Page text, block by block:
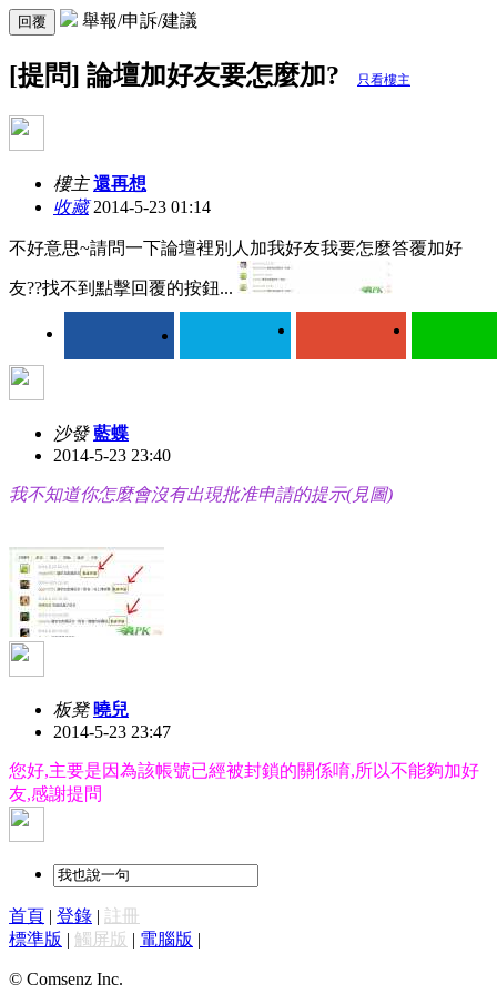
回覆 舉報/申訴/建議
[提問] 論壇加好友要怎麼加? 只看樓主
樓主 還再想
收藏2014-5-23 01:14
不好意思~請問一下論壇裡別人加我好友我要怎麼答覆加好
友??找不到點擊回覆的按鈕...
沙發 藍蝶
2014-5-23 23:40
我不知道你怎麼會沒有出現批准申請的提示(見圖)
板凳 曉兒
2014-5-23 23:47
您好,主要是因為該帳號已經被封鎖的關係唷,所以不能夠加好
友,感謝提問
首頁 | 登錄 | 註冊
標準版 | 觸屏版 | 電腦版 |
© Comsenz Inc.